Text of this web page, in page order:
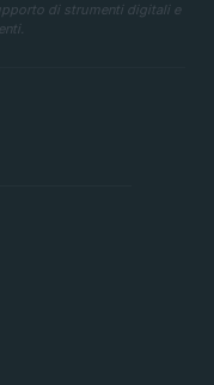
di strumenti digitali e